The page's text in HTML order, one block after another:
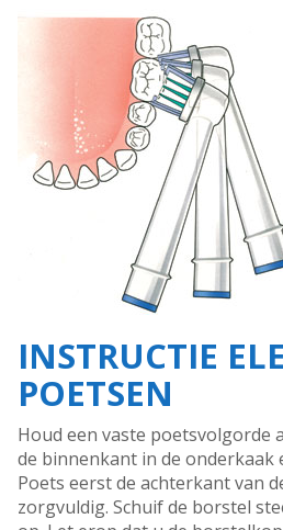
INSTRUCTIE
POETSEN
Houd een vaste poetsvolgorde
de binnenkant in de onderkaak
Poets eerst de achterkant van
zorgvuldig. Schuif de borstel